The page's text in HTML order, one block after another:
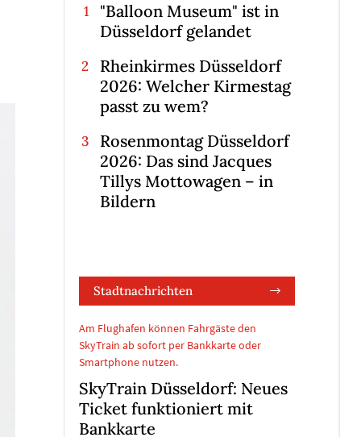
"Balloon Museum" ist in
Düsseldorf gelandet
Rheinkirmes Düsseldorf
2026: Welcher Kirmestag
passt zu wem?
Rosenmontag Düsseldorf
2026: Das sind Jacques
Tillys Mottowagen – in
Bildern
Stadtnachrichten
Am Flughafen können Fahrgäste den
SkyTrain ab sofort per Bankkarte oder
Smartphone nutzen.
SkyTrain Düsseldorf: Neues
Ticket funktioniert mit
Bankkarte